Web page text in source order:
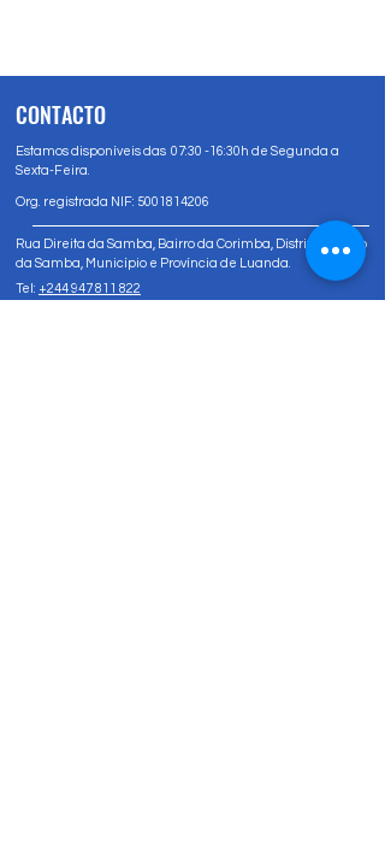
CONTACTO
Estamos disponíveis das 07:30 -16:30h de Segunda a
Sexta-Feira.
Org. registrada NIF: 5001814206
Rua Direita da Samba, Bairro da Corimba, Distrito Urbano
da Samba, Município e Província de Luanda.
Tel: +244 947 811 822